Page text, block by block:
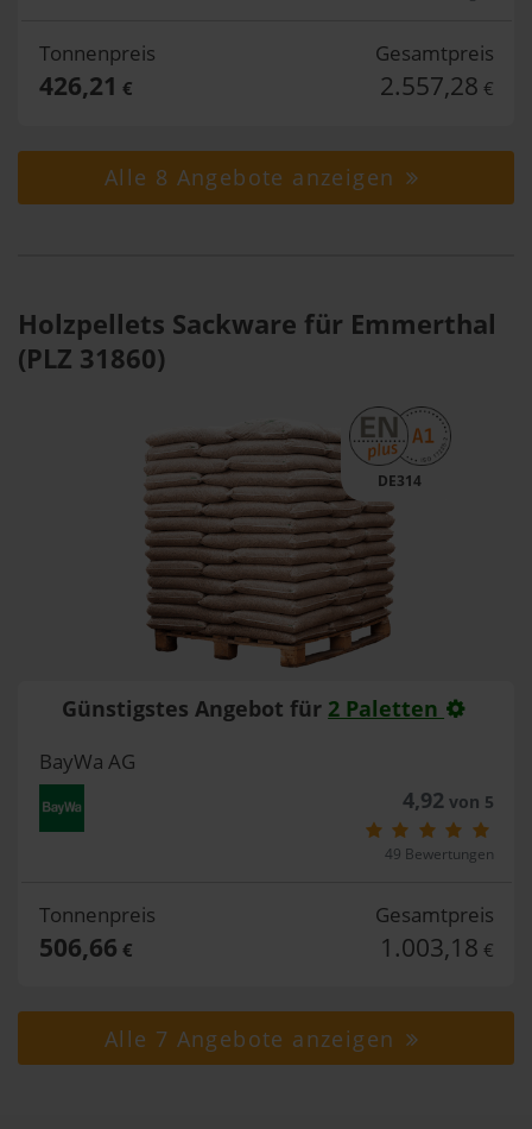
Tonnenpreis
426,21 €
Gesamtpreis
2.557,28 €
Alle 8 Angebote anzeigen
Holzpellets Sackware für Emmerthal
(PLZ 31860)
DE314
Günstigstes Angebot für 2 Paletten
BayWa AG
4,92von 5
49 Bewertungen
Tonnenpreis
506,66 €
Gesamtpreis
1.003,18 €
Alle 7 Angebote anzeigen